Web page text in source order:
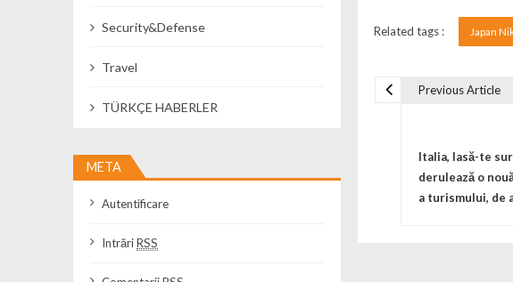
Related tags : Japan
Previous Article
Italia, lasă-te
derulează o
a turismului, de
Security&Defense
Travel
TÜRKÇE HABERLER
META
Autentificare
IntrăriRSS